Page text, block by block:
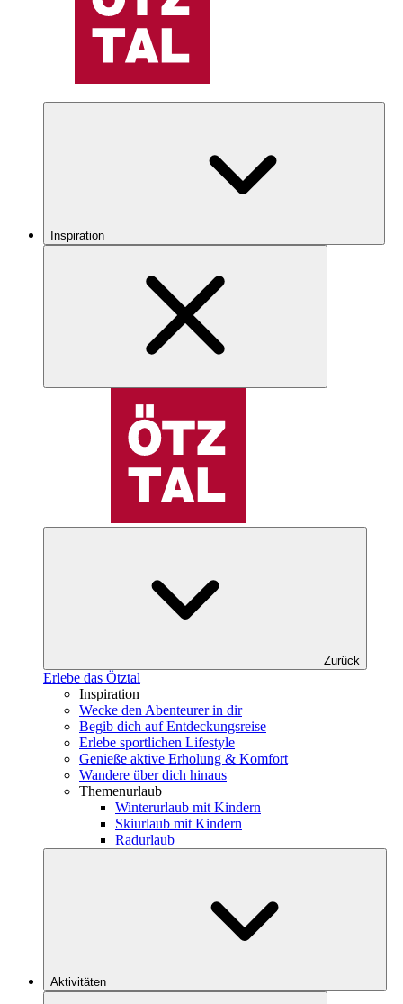
Inspiration
Zurück
Erlebe das Ötztal
Inspiration
Wecke den Abenteurer in dir
Begib dich auf Entdeckungsreise
Erlebe sportlichen Lifestyle
Genieße aktive Erholung & Komfort
Wandere über dich hinaus
Themenurlaub
Winterurlaub mit Kindern
Skiurlaub mit Kindern
Radurlaub
Aktivitäten